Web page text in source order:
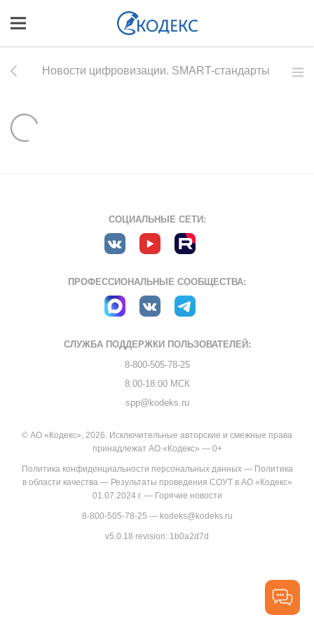
Новости цифровизации. SMART-стандарты
СОЦИАЛЬНЫЕ СЕТИ:
ПРОФЕССИОНАЛЬНЫЕ СООБЩЕСТВА:
СЛУЖБА ПОДДЕРЖКИ ПОЛЬЗОВАТЕЛЕЙ:
8-800-505-78-25
8:00-18:00 МСК
spp@kodeks.ru
© АО «Кодекс», 2026. Исключительные авторские и смежные права
принадлежат АО «Кодекс» — 0+
Политика конфиденциальности персональных данных— Политика
в области качества— Результаты проведения СОУТ в АО «Кодекс»
01.07.2024 г.— Горячие новости
8-800-505-78-25 — kodeks@kodeks.ru
v5.0.18 revision: 1b0a2d7d